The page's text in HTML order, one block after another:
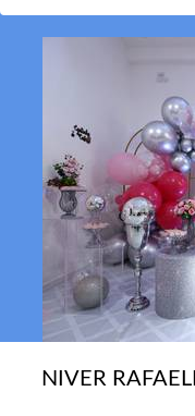
NIVER